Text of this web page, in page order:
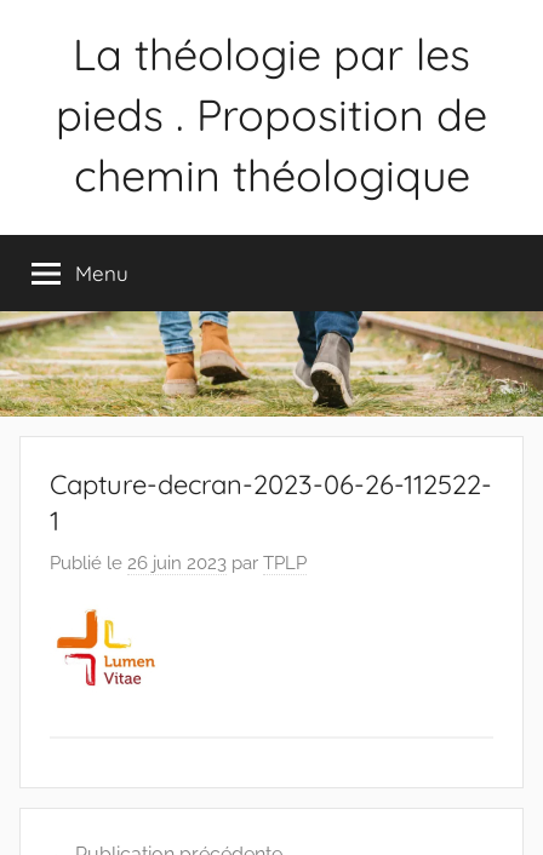
La théologie par les
pieds . Proposition de
chemin théologique
chemin
théologique
Menu
Capture-decran-2023-06-26-112522-
1
Publié le 26 juin 2023 par TPLP